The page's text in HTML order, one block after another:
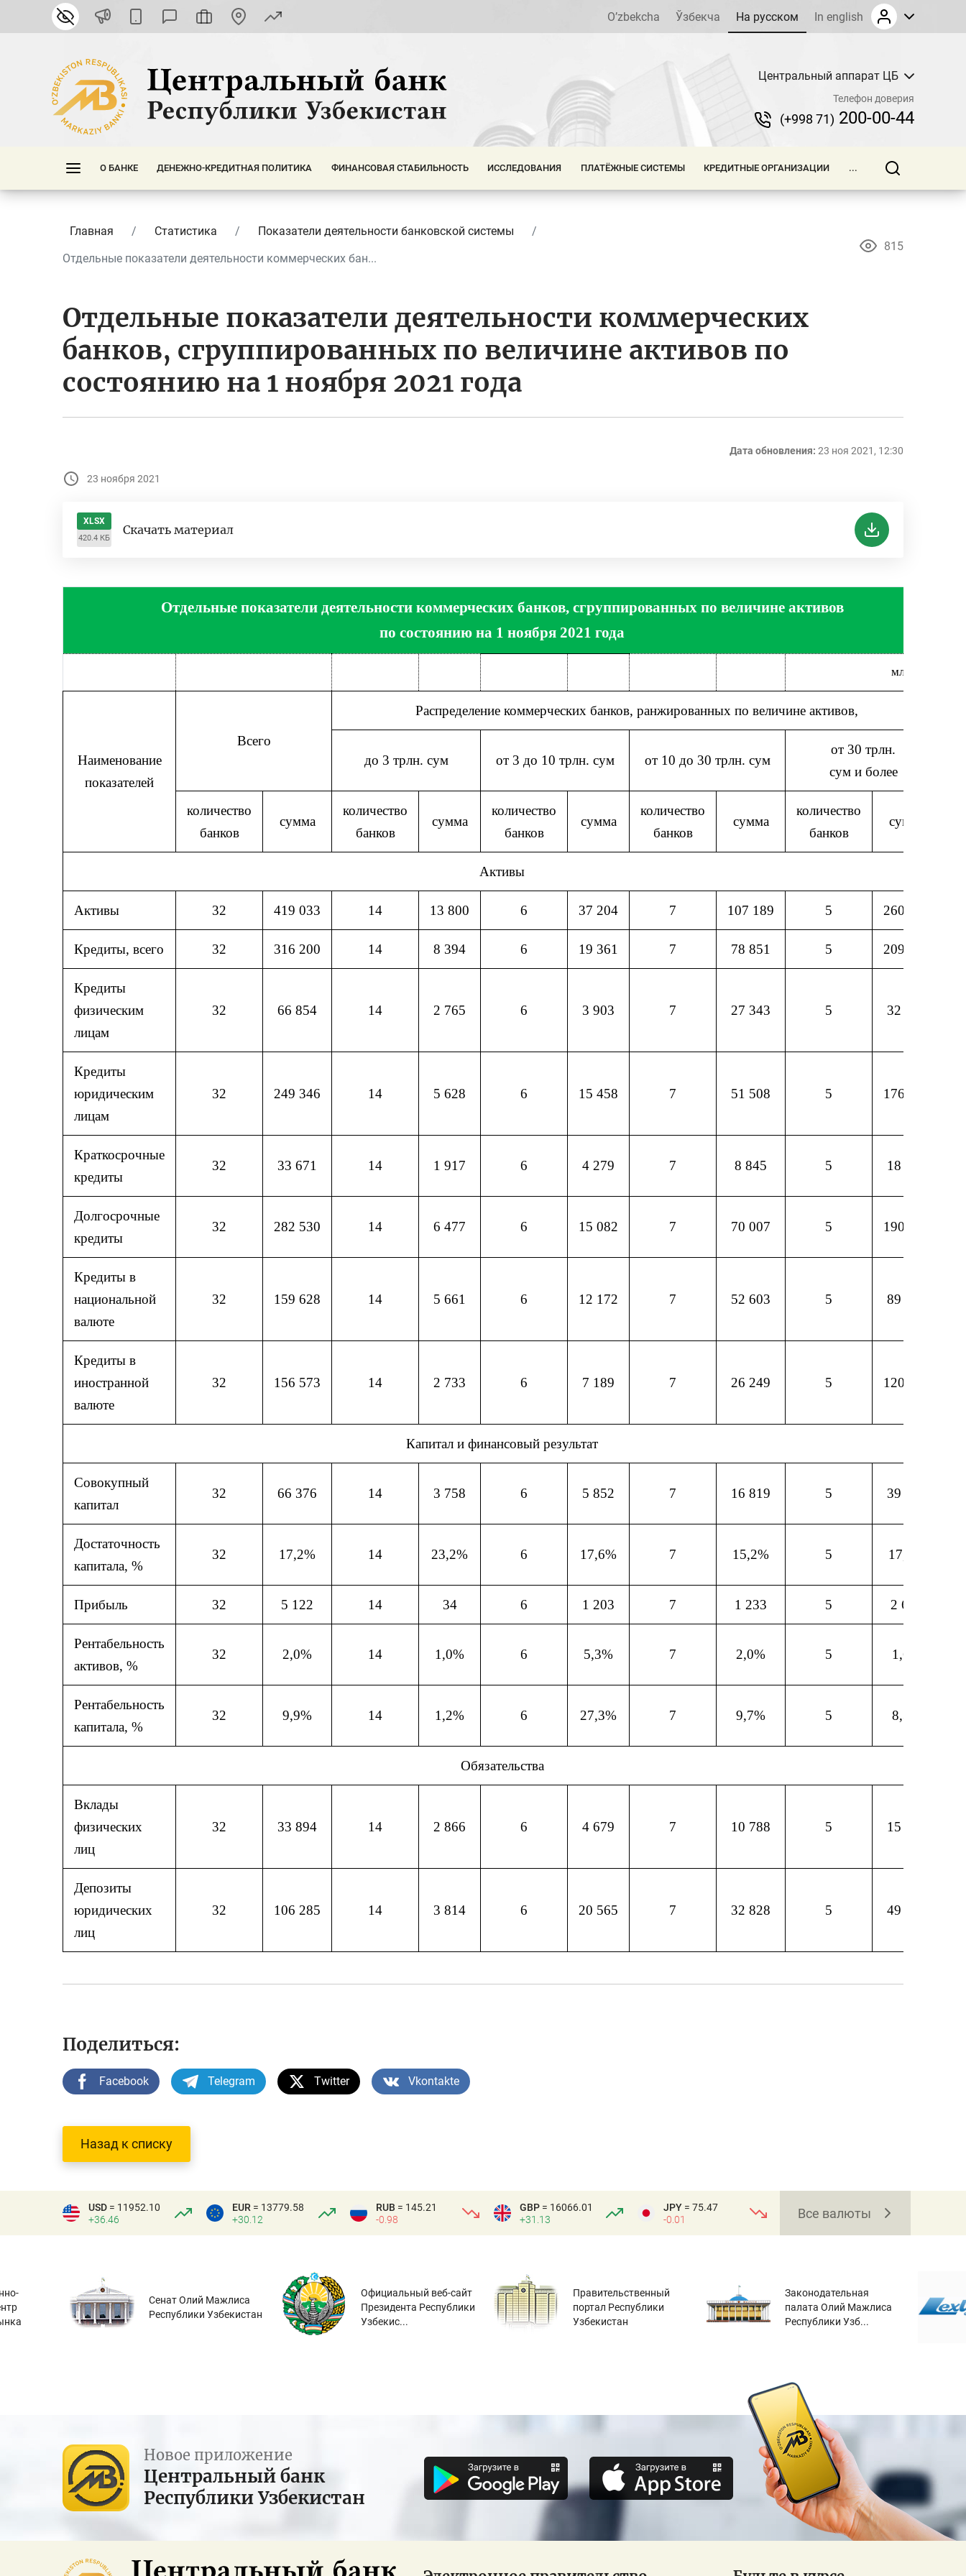
O’zbekcha Ўзбекча На русском In english
Центральный аппарат ЦБ
Телефон доверия
(+998 71) 200-00-44
О БАНКЕ ДЕНЕЖНО-КРЕДИТНАЯ ПОЛИТИКА ФИНАНСОВАЯ СТАБИЛЬНОСТЬ ИССЛЕДОВАНИЯ ПЛАТЁЖНЫЕ СИСТЕМЫ КРЕДИТНЫЕ ОРГАНИЗАЦИИ ...
Главная Статистика
Показатели деятельности банковской системы
Отдельные показатели деятельности коммерческих бан...
815
Отдельные показатели деятельности коммерческих
банков, сгруппированных по величине активов по
состоянию на 1 ноября 2021 года
Дата обновления: 23 ноя 2021, 12:30
23 ноября 2021
XLSX
420.4 КБ
Скачать материал
Отдельные показатели деятельности коммерческих банков, сгруппированных по величине активов
по состоянию на 1 ноября 2021 года
млрд.сум
Наименование
показателей
Всего
Распределение коммерческих банков, ранжированных по величине активов,
до 3 трлн. сум от 3 до 10 трлн. сум от 10 до 30 трлн. сум
от 30 трлн.
сум и более
количество
банков
сумма
количество
банков
сумма
количество
банков
сумма
количество
банков
сумма
количество
банков
сумма
Активы
Активы 32 419 033 14 13 800 6 37 204 7 107 189 5 260 840
Кредиты, всего 32 316 200 14 8 394 6 19 361 7 78 851 5 209 594
Кредиты
физическим
лицам
32 66 854 14 2 765 6 3 903 7 27 343 5 32 842
Кредиты
юридическим
лицам
32 249 346 14 5 628 6 15 458 7 51 508 5 176 752
Краткосрочные
кредиты
32 33 671 14 1 917 6 4 279 7 8 845 5 18 630
Долгосрочные
кредиты
32 282 530 14 6 477 6 15 082 7 70 007 5 190 964
Кредиты в
национальной
валюте
32 159 628 14 5 661 6 12 172 7 52 603 5 89 192
Кредиты в
иностранной
валюте
32 156 573 14 2 733 6 7 189 7 26 249 5 120 401
Капитал и финансовый результат
Совокупный
капитал
32 66 376 14 3 758 6 5 852 7 16 819 5 39 947
Достаточность
капитала, %
32 17,2% 14 23,2% 6 17,6% 7 15,2% 5 17,8%
Прибыль 32 5 122 14 34 6 1 203 7 1 233 5 2 653
Рентабельность
активов, %
32 2,0% 14 1,0% 6 5,3% 7 2,0% 5 1,6%
Рентабельность
капитала, %
32 9,9% 14 1,2% 6 27,3% 7 9,7% 5 8,3%
Обязательства
Вклады
физических
лиц
32 33 894 14 2 866 6 4 679 7 10 788 5 15 561
Депозиты
юридических
лиц
32 106 285 14 3 814 6 20 565 7 32 828 5 49 078
Поделиться:
Facebook Telegram Twitter Vkontakte
Назад к списку
USD = 11952.10
+36.46
EUR = 13779.58
+30.12
RUB = 145.21
-0.98
GBP = 16066.01
+31.13
JPY = 75.47
-0.01
Все валюты
Сенат Олий Мажлиса
Республики Узбекистан
Официальный веб-сайт
Президента Республики
Узбекис...
Правительственный
портал Республики
Узбекистан
Законодательная
палата Олий Мажлиса
Республики Узб...
Новое приложение
Центральный банк
Республики Узбекистан